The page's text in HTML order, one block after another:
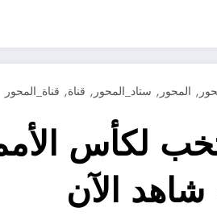
, المحور , ستاد_المحور , قناة, قناة_المحور
لكأس
الآن